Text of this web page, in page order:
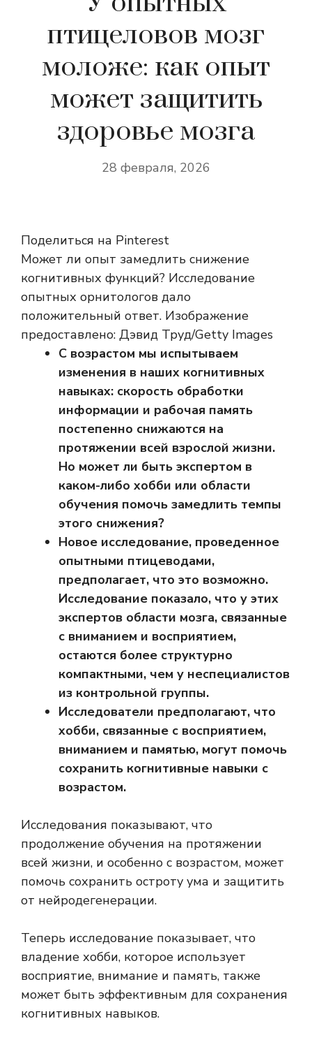
птицеловов мозг
моложе: как опыт
может защитить
здоровье мозга
28 февраля, 2026
Поделиться на Pinterest
Может ли опыт замедлить снижение
когнитивных функций? Исследование
опытных орнитологов дало
положительный ответ. Изображение
предоставлено: Дэвид Труд/Getty Images
С возрастом мы испытываем
изменения в наших когнитивных
навыках: скорость обработки
информации и рабочая память
постепенно снижаются на
протяжении всей взрослой жизни.
Но может ли быть экспертом в
каком-либо хобби или области
обучения помочь замедлить темпы
этого снижения?
Новое исследование, проведенное
опытными птицеводами,
предполагает, что это возможно.
Исследование показало, что у этих
экспертов области мозга, связанные
с вниманием и восприятием,
остаются более структурно
компактными, чем у неспециалистов
из контрольной группы.
Исследователи предполагают, что
хобби, связанные с восприятием,
вниманием и памятью, могут помочь
сохранить когнитивные навыки с
возрастом.
Исследования показывают, что
продолжение обучения на протяжении
всей жизни, и особенно с возрастом, может
помочь сохранить остроту ума и защитить
от нейродегенерации.
Теперь исследование показывает, что
владение хобби, которое использует
восприятие, внимание и память, также
может быть эффективным для сохранения
когнитивных навыков.